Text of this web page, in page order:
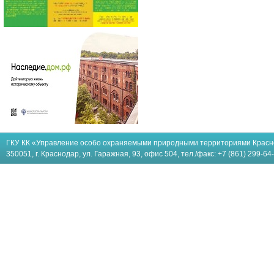
ГКУ КК «Управление особо охраняемыми природными территориями
350051, г. Краснодар, ул. Гаражная, 93, офис 504, тел./факс: +7 (861) 299-